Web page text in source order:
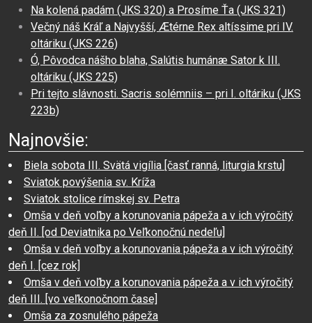
Na kolená padám (JKS 320) a Prosíme Ťa (JKS 321)
Večný náš Kráľ a Najvyšší, Ætérne Rex altíssime pri IV.
oltáriku (JKS 226)
Ó, Pôvodca nášho blaha, Salútis humánæ Sator k III.
oltáriku (JKS 225)
Pri tejto slávnosti. Sacris solémniis – pri I. oltáriku (JKS
223b)
Najnovšie:
Biela sobota III. Svätá vigília [časť ranná, liturgia krstu]
Sviatok povýšenia sv. Kríža
Sviatok stolice rímskej sv. Petra
Omša v deň voľby a korunovania pápeža a v ich výročitý
deň II. [od Deviatnika po Veľkonočnú nedeľu]
Omša v deň voľby a korunovania pápeža a v ich výročitý
deň I. [cez rok]
Omša v deň voľby a korunovania pápeža a v ich výročitý
deň III. [vo veľkonočnom čase]
Omša za zosnulého pápeža